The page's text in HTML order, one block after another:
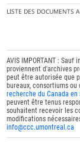
LISTE DES DOCUMENTS
AVIS IMPORTANT :
proviennent d'archives
peut être autorisée que
bureaux, consortiums
recherche du Canada
peuvent être tenus
souhaitent recevoir les
modifications
info@ccc.umontreal.ca